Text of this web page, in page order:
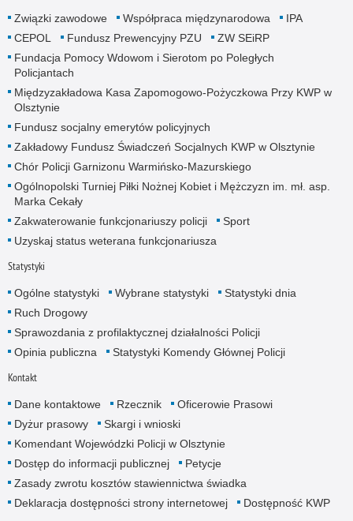
Związki zawodowe Współpraca międzynarodowa
IPA
CEPOL
Fundusz Prewencyjny PZU
ZW SEiRP
Fundacja Pomocy Wdowom i Sierotom po Poległych
Policjantach
Międzyzakładowa Kasa Zapomogowo-Pożyczkowa Przy KWP w
Olsztynie
Fundusz socjalny emerytów policyjnych
Zakładowy Fundusz Świadczeń Socjalnych KWP w Olsztynie
Chór Policji Garnizonu Warmińsko-Mazurskiego
Ogólnopolski Turniej Piłki Nożnej Kobiet i Mężczyzn im. mł. asp.
Marka Cekały
Zakwaterowanie funkcjonariuszy policji
Sport
Uzyskaj status weterana funkcjonariusza
Statystyki
Ogólne statystyki Wybrane statystyki
Statystyki dnia
Ruch Drogowy
Sprawozdania z profilaktycznej działalności Policji
Opinia publiczna
Statystyki Komendy Głównej Policji
Kontakt
Dane kontaktowe Rzecznik
Oficerowie Prasowi
Dyżur prasowy
Skargi i wnioski
Komendant Wojewódzki Policji w Olsztynie
Dostęp do informacji publicznej
Petycje
Zasady zwrotu kosztów stawiennictwa świadka
Deklaracja dostępności strony internetowej
Dostępność KWP